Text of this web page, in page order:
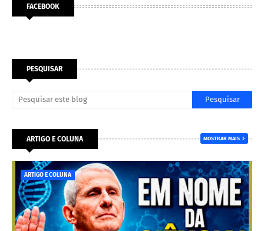
FACEBOOK
PESQUISAR
ARTIGO E COLUNA MOSTRAR MAIS
ARTIGO E COLUNA